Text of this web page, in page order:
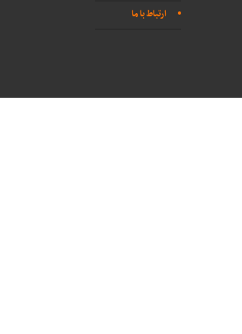
ارتباط با ما